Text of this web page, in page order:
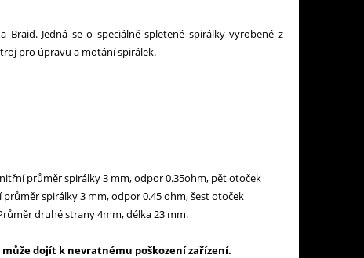
Jedná se o speciálně spletené spirálky vyrobené z
pro úpravu a motání spirálek.
průměr spirálky 3 mm, odpor 0.35ohm, pět otoček
průměr spirálky 3 mm, odpor 0.45 ohm, šest otoček
druhé strany 4mm, délka 23 mm.
dojít k nevratnému poškození zařízení.